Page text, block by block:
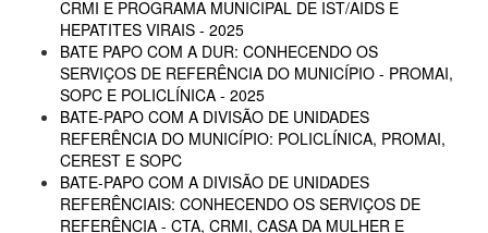
CRMI E PROGRAMA MUNICIPAL DE IST/AIDS E
HEPATITES VIRAIS - 2025
BATE PAPO COM A DUR: CONHECENDO OS
SERVIÇOS DE REFERÊNCIA DO MUNICÍPIO - PROMAI,
SOPC E POLICLÍNICA - 2025
BATE-PAPO COM A DIVISÃO DE UNIDADES
REFERÊNCIA DO MUNICÍPIO: POLICLÍNICA, PROMAI,
CEREST E SOPC
BATE-PAPO COM A DIVISÃO DE UNIDADES
REFERÊNCIAIS: CONHECENDO OS SERVIÇOS DE
REFERÊNCIA - CTA, CRMI, CASA DA MULHER E